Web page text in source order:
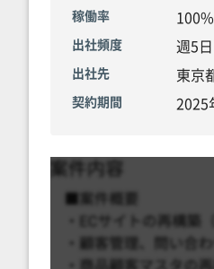
稼働率
出社頻度 週5
出社先 東京
契約期間 2025